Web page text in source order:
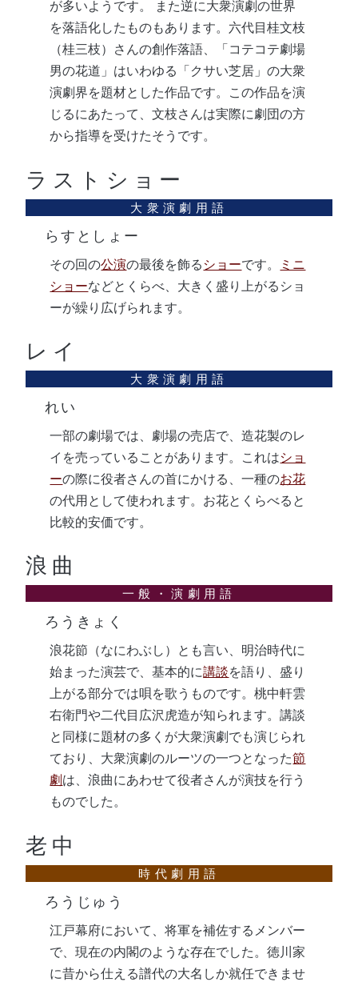
が多いようです。 また逆に大衆演劇の世界
を落語化したものもあります。六代目桂文枝
（桂三枝）さんの創作落語、「コテコテ劇場
男の花道」はいわゆる「クサい芝居」の大衆
演劇界を題材とした作品です。この作品を演
じるにあたって、文枝さんは実際に劇団の方
から指導を受けたそうです。
ラストショー
らすとしょー
その回の公演の最後を飾る ショーです。
ミニ
ショーなどとくらべ、大きく盛り上がるショ
ーが繰り広げられます。
レイ
れい
一部の劇場では、劇場の売店で、造花製のレ
イを売っていることがあります。これはショ
ーの際に役者さんの首にかける、一種のお花
の代用として使われます。お花とくらべると
比較的安価です。
浪曲
ろうきょく
浪花節（なにわぶし）とも言い、明治時代に
始まった演芸で、基本的に講談を語り、盛り
上がる部分では唄を歌うものです。桃中軒雲
右衛門や二代目広沢虎造が知られます。講談
と同様に題材の多くが大衆演劇でも演じられ
ており、大衆演劇のルーツの一つとなった節
劇 は、浪曲にあわせて役者さんが演技を行う
ものでした。
老中
ろうじゅう
江戸幕府において、将軍を補佐するメンバー
で、現在の内閣のような存在でした。徳川家
に昔から仕える譜代の大名しか就任できませ